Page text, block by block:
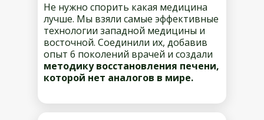
Не нужно спорить какая медицина
лучше. Мы взяли самые эффективные
технологии западной медицины и
восточной. Соединили их, добавив
опыт 6 поколений врачей и создали
методику восстановления печени,
которой нет аналогов в мире.